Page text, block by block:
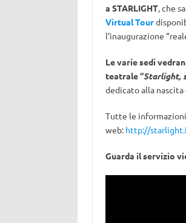
a STARLIGHT, che
Virtual Tour
l’inaugurazione
Le varie sedi
teatrale “Starlight,
dedicato alla
Tutte le
web: http://
Guarda il servizio